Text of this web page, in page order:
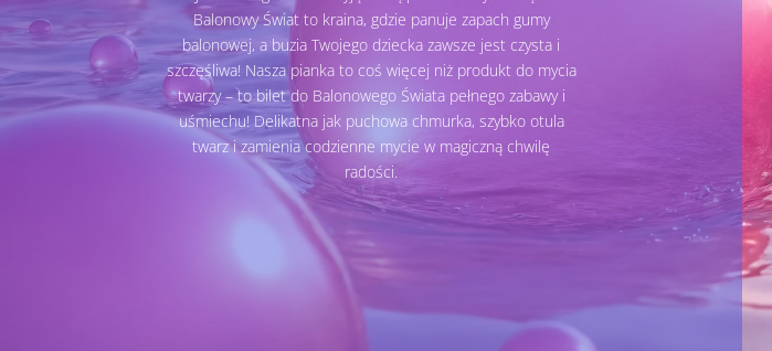
Balonowy Świat to kraina, gdzie panuje zapach gumy
balonowej, a buzia Twojego dziecka zawsze jest czysta i
szczęśliwa! Nasza pianka to coś więcej niż produkt do mycia
twarzy – to bilet do Balonowego Świata pełnego zabawy i
uśmiechu! Delikatna jak puchowa chmurka, szybko otula
twarz i zamienia codzienne mycie w magiczną chwilę
radości.